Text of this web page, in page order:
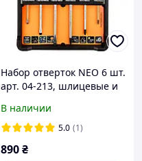
Набор отверток NEO 6 шт.
арт. 04-213, шлицевые и
В наличии
5.0 (1)
890₴